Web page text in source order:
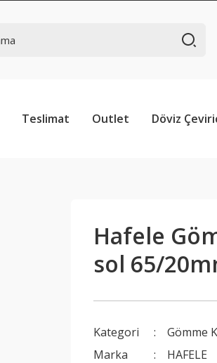
Teslimat Outlet Döviz
Hafele
sol 65/
Kategori
Gömme
Marka
HAFELE